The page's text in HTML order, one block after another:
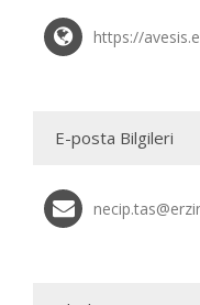
https://
E-posta Bilgileri